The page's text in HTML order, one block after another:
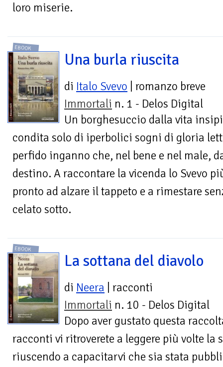
loro miserie.
EBOOK
Una burla riuscita
di Italo Svevo | romanzo breve
Immortali n. 1 - Delos Digital
Un borghesuccio dalla vita
condita solo di iperbolici sogni di gloria
perfido inganno che, nel bene e nel male,
destino. A raccontare la vicenda lo Svevo
pronto ad alzare il tappeto e a rimestare
celato sotto.
EBOOK
La sottana del diavolo
di Neera | racconti
Immortali n. 10 - Delos Digital
Dopo aver gustato questa
racconti vi ritroverete a leggere più volte la
riuscendo a capacitarvi che sia stata